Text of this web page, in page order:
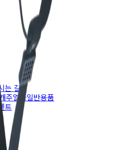
는 길
캐주얼화일반용품
트